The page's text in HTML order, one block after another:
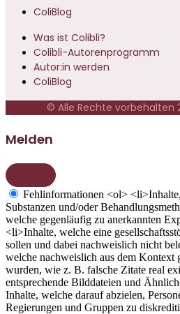
ColiBlog
Was ist Colibli?
Colibli-Autorenprogramm
Autor:in werden
ColiBlog
© Alle Rechte vorbehalten
Melden
Fehlinformationen <ol>
Substanzen und/oder
welche gegenläufig zu anerkannten
<li>Inhalte, welche eine
sollen und dabei nachweislich nicht
welche nachweislich aus dem Kontext
wurden, wie z. B. falsche Zitate real
entsprechende Bilddateien und
Inhalte, welche darauf abzielen,
Regierungen und Gruppen zu